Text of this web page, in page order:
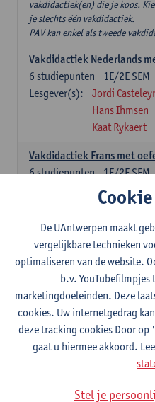
vakdidactiek(en) die je koos.
je slechts één vakdidactiek.
PAV kan enkel als tweede
Vakdidactiek Nederlands
1E/2E SEM
6 studiepunten
Lesgever(s):
Jordi
Hans Ihmsen
Kaat Rykaert
Vakdidactiek Frans met
1E/2E SEM
6studiepunten
Mathea Simons
Mark
Karen Van De
Vakdidactiek Engels met
1E/2E SEM
6studiepunten
Lesgever(s):
Tom Smits
Nele
Vakdidactiek Duits met
1E/2E SEM
6studiepunten
Tom Smits
Vakdidactiek Nederlands
De UAntwerpen maakt
vergelijkbare technieken
optimaliseren van de website.
b.v. YouTubefilmpjes
marketingdoeleinden. Deze
cookies. Uw internetgedrag
deze tracking cookies Door
gaat u hiermee akkoord.
Stel je